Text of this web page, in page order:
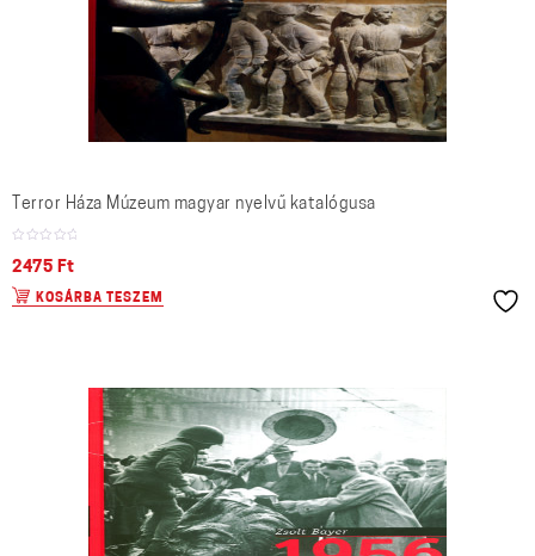
Terror Háza Múzeum magyar nyelvű katalógusa
2475 Ft
KOSÁRBA TESZEM